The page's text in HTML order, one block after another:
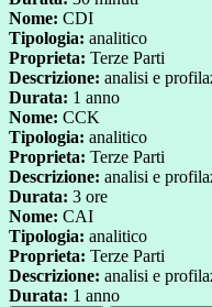
Nome: CDI
Tipologia: analitico
Proprieta: Terze Parti
Descrizione: analisi e
Durata: 1 anno
Nome: CCK
Tipologia: analitico
Proprieta: Terze Parti
Descrizione: analisi e
Durata: 3 ore
Nome: CAI
Tipologia: analitico
Proprieta: Terze Parti
Descrizione: analisi e
Durata: 1 anno